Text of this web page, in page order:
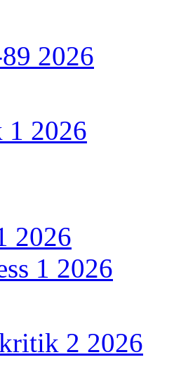
2026
2026
2026
1 2026
2 2026